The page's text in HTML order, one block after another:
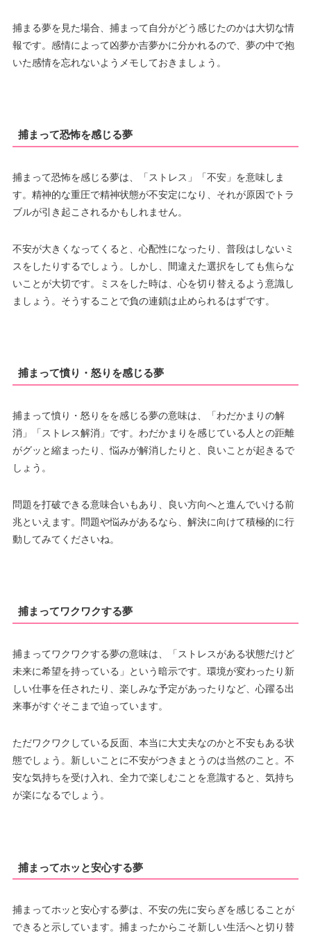
捕まる夢を見た場合、捕まって自分がどう感じたのかは大切な情
報です。感情によって凶夢か吉夢かに分かれるので、夢の中で抱
いた感情を忘れないようメモしておきましょう。
捕まって恐怖を感じる夢
捕まって恐怖を感じる夢は、「ストレス」「不安」を意味しま
す。精神的な重圧で精神状態が不安定になり、それが原因でトラ
ブルが引き起こされるかもしれません。
不安が大きくなってくると、心配性になったり、普段はしないミ
スをしたりするでしょう。しかし、間違えた選択をしても焦らな
いことが大切です。ミスをした時は、心を切り替えるよう意識し
ましょう。そうすることで負の連鎖は止められるはずです。
捕まって憤り・怒りを感じる夢
捕まって憤り・怒りをを感じる夢の意味は、「わだかまりの解
消」「ストレス解消」です。わだかまりを感じている人との距離
がグッと縮まったり、悩みが解消したりと、良いことが起きるで
しょう。
問題を打破できる意味合いもあり、良い方向へと進んでいける前
兆といえます。問題や悩みがあるなら、解決に向けて積極的に行
動してみてくださいね。
捕まってワクワクする夢
捕まってワクワクする夢の意味は、「ストレスがある状態だけど
未来に希望を持っている」という暗示です。環境が変わったり新
しい仕事を任されたり、楽しみな予定があったりなど、心躍る出
来事がすぐそこまで迫っています。
ただワクワクしている反面、本当に大丈夫なのかと不安もある状
態でしょう。新しいことに不安がつきまとうのは当然のこと。不
安な気持ちを受け入れ、全力で楽しむことを意識すると、気持ち
が楽になるでしょう。
捕まってホッと安心する夢
捕まってホッと安心する夢は、不安の先に安らぎを感じることが
できると示しています。捕まったからこそ新しい生活へと切り替